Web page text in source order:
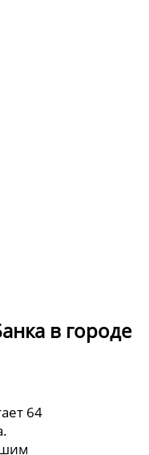
в городе
64